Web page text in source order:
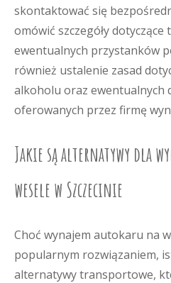
skontaktować się
omówić szczegóły
ewentualnych przystanków
również ustalenie zasad
alkoholu oraz ewentualnych
oferowanych przez firmę
Jakie są alternatywy dla
wesele w Szczecinie
Choć wynajem autokaru na
popularnym rozwiązaniem,
alternatywy transportowe,